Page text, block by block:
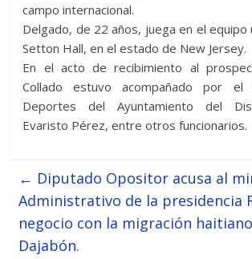
campo internacional.
Delgado, de 22 años, juega en el
Setton Hall, en el estado de New Jersey.
En el acto de recibimiento al
Collado estuvo acompañado por el
Deportes del Ayuntamiento del
Evaristo Pérez, entre otros funcionarios.
← Diputado Opositor acusa al
Administrativo de la presidencia
negocio con la migración
Dajabón.